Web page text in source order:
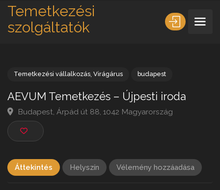
Temetkezési
szolgáltatók
AEVUM Temetkezés – Újpesti iroda
Budapest, Árpád út 88, 1042 Magyarország
Áttekintés Helyszín Vélemény hozzáadása